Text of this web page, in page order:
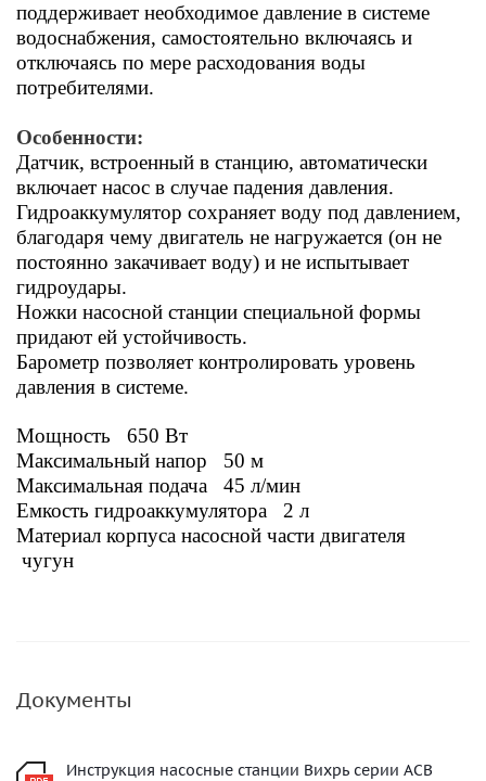
поддерживает необходимое давление в системе
водоснабжения, самостоятельно включаясь и
отключаясь по мере расходования воды
потребителями.
Особенности:
Датчик, встроенный в станцию, автоматически
включает насос в случае падения давления.
Гидроаккумулятор сохраняет воду под давлением,
благодаря чему двигатель не нагружается (он не
постоянно закачивает воду) и не испытывает
гидроудары.
Ножки насосной станции специальной формы
придают ей устойчивость.
Барометр позволяет контролировать уровень
давления в системе.
Мощность 650 Вт
Максимальный напор 50 м
Максимальная подача 45 л/мин
Емкость гидроаккумулятора 2 л
Материал корпуса насосной части двигателя
чугун
Документы
Инструкция насосные станции Вихрь серии АСВ